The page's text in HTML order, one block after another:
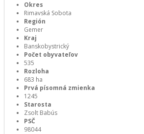
Okres
Rimavská Sobota
Región
Gemer
Kraj
Banskobystrický
Počet obyvateľov
535
Rozloha
683 ha
Prvá písomná zmienka
1245
Starosta
Zsolt Babús
PSČ
98044